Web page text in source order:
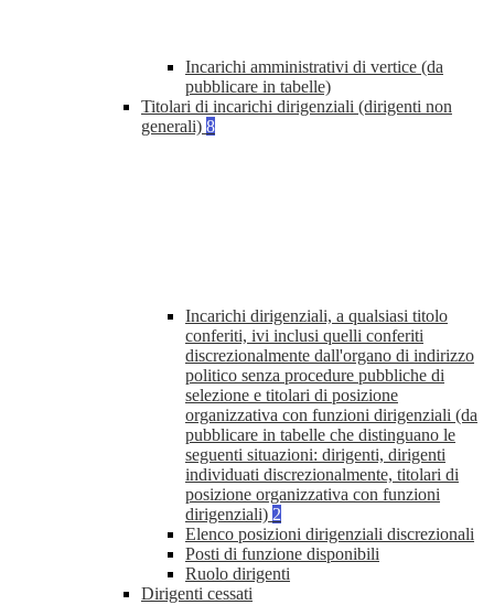
Incarichi amministrativi di vertice (da
pubblicare in tabelle)
Titolari di incarichi dirigenziali (dirigenti non
generali) 8
Incarichi dirigenziali, a qualsiasi titolo
conferiti, ivi inclusi quelli conferiti
discrezionalmente dall'organo di indirizzo
politico senza procedure pubbliche di
selezione e titolari di posizione
organizzativa con funzioni dirigenziali (da
pubblicare in tabelle che distinguano le
seguenti situazioni: dirigenti, dirigenti
individuati discrezionalmente, titolari di
posizione organizzativa con funzioni
dirigenziali) 2
Elenco posizioni dirigenziali discrezionali
Posti di funzione disponibili
Ruolo dirigenti
Dirigenti cessati